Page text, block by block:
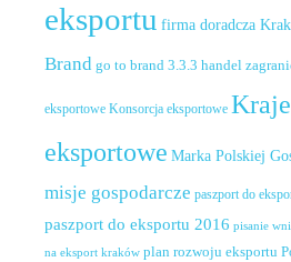
eksportu firma doradcza
Brand go to brand 3.3.3 handel
eksportowe Konsorcja eksportowe Kraje
eksportowe Marka Polskiej
misje gospodarcze paszport do
paszport do eksportu 2016 pisanie
na eksport kraków plan rozwoju eksportu